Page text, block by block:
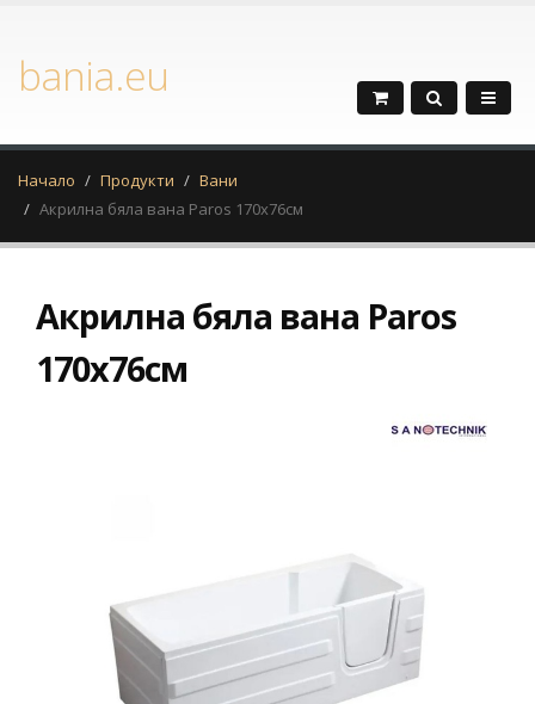
bania.eu
Начало Продукти
Вани
Акрилна бяла вана Paros 170x76см
Акрилна бяла вана Paros
170x76см